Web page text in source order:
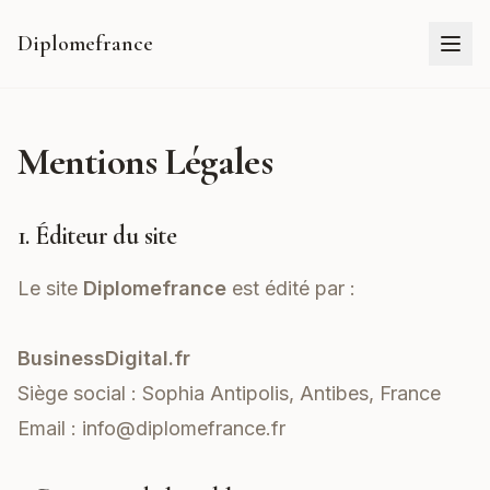
Diplomefrance
Mentions Légales
1. Éditeur du site
Le site Diplomefrance est édité par :
BusinessDigital.fr
Siège social : Sophia Antipolis, Antibes, France
Email : info@diplomefrance.fr